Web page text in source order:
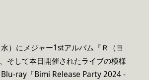
）にメジャー1stアルバム『Ｒ（ヨ
そして本日開催されたライブの模様
Blu-ray「Bimi Release Party 2024 -